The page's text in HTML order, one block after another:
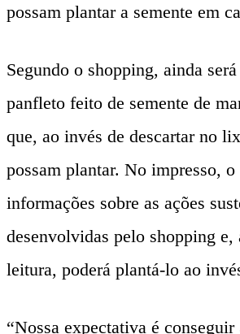
possam plantar a semente em
Segundo o shopping, ainda
panfleto feito de semente de
que, ao invés de descartar no
possam plantar. No impresso,
informações sobre as ações
desenvolvidas pelo shopping e,
leitura, poderá plantá-lo ao
“Nossa expectativa é conseguir